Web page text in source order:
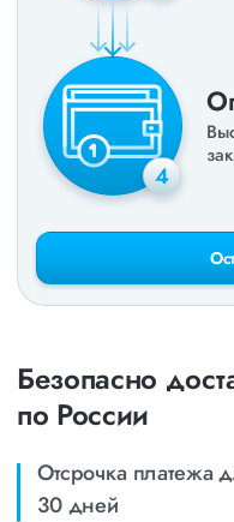
4
Безопасно
по России
Отсрочка платежа
30 дней